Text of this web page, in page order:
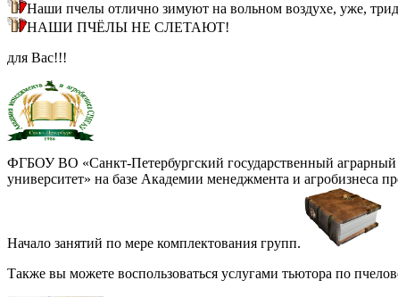
Наши пчелы отлично зимуют на вольном воздухе, уже,
НАШИ ПЧЁЛЫ НЕ СЛЕТАЮТ!
для Вас!!!
ФГБОУ ВО «Санкт-Петербургский государственный аграрный
университет» на базе Академии менеджмента и агробизнеса
Начало занятий по мере комплектования групп.
Также вы можете воспользоваться услугами тьютора по